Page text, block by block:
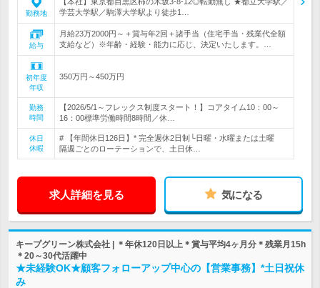
勤務地
学芸大学駅／駒澤大学駅より徒歩1…
給与
月給23万2000円～＋賞与年2回＋諸手当（住宅手当・残業代全額
支給など）※年齢・経験・能力に応じ、決定いたします。…
初年度
年収
350万円～450万円
勤務
時間
【2026/5/1～フレックス制度スタート！】コアタイム10：00～
16：00標準労働時間8時間／休…
休日
休暇
# 【年間休日126日】* 完全週休2日制└日曜・水曜または土曜
隔週ごとのローテーションで、土日休…
求人詳細を見る 気になる
キープグリーン株式会社 | ＊年休120日以上＊賞与平均4ヶ月分＊残業月15h
＊20～30代活躍中
★未経験OK★顧客フォローアップ中心の【営業事務】*土日祝休
み